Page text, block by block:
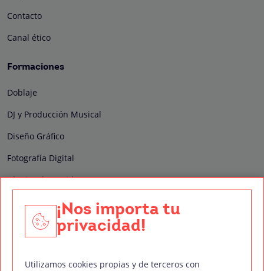
Contacto
Canal ético
Formaciones
Doblaje
DJ y Producción Musical
Diseño Gráfico
Fotografía Digital
Técnico de Sonido
Edición y Postproducción de Vídeo
Nuestros sellos de calidad
¡Nos importa tu
privacidad!
Utilizamos cookies propias y de terceros con